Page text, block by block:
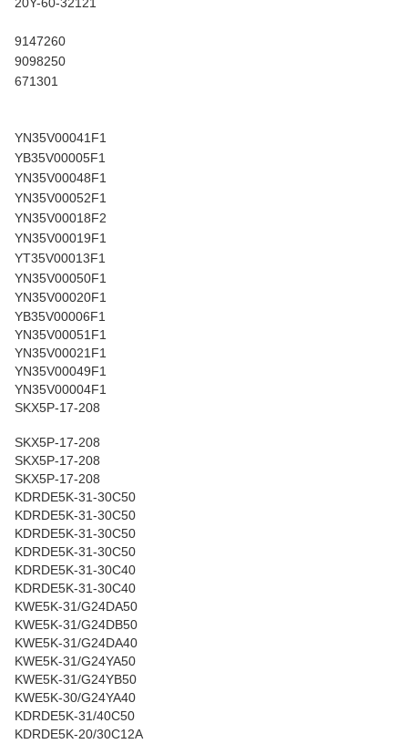
9147260
9098250
671301
YN35V00041F1
YB35V00005F1
YN35V00048F1
YN35V00052F1
YN35V00018F2
YN35V00019F1
YT35V00013F1
YN35V00050F1
YN35V00020F1
YB35V00006F1
YN35V00051F1
YN35V00021F1
YN35V00049F1
YN35V00004F1
SKX5P-17-208
SKX5P-17-208
SKX5P-17-208
SKX5P-17-208
KDRDE5K-31-30C50
KDRDE5K-31-30C50
KDRDE5K-31-30C50
KDRDE5K-31-30C50
KDRDE5K-31-30C40
KDRDE5K-31-30C40
KWE5K-31/G24DA50
KWE5K-31/G24DB50
KWE5K-31/G24DA40
KWE5K-31/G24YA50
KWE5K-31/G24YB50
KWE5K-30/G24YA40
KDRDE5K-31/40C50
KDRDE5K-20/30C12A